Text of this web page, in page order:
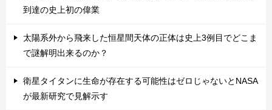
到達の史上初の偉業
太陽系外から飛来した恒星間天体の正体は史上3例目でどこま
で謎解明出来るのか？
衛星タイタンに生命が存在する可能性はゼロじゃないとNASA
が最新研究で見解示す